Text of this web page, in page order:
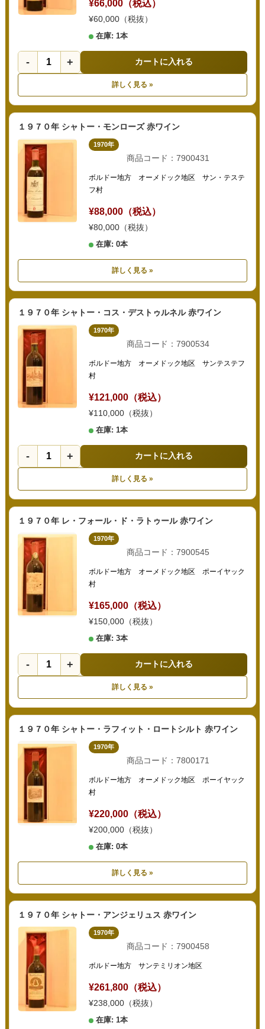
¥66,000（税込）
¥60,000（税抜）
在庫: 1本
- + カートに入れる
詳しく見る »
１９７０年 シャトー・モンローズ 赤ワイン
1970年
商品コード：7900431
ボルドー地方 オーメドック地区 サン・テステ
フ村
¥88,000（税込）
¥80,000（税抜）
在庫: 0本
詳しく見る »
１９７０年 シャトー・コス・デストゥルネル 赤ワイン
1970年
商品コード：7900534
ボルドー地方 オーメドック地区 サンテステフ
村
¥121,000（税込）
¥110,000（税抜）
在庫: 1本
- + カートに入れる
詳しく見る »
１９７０年 レ・フォール・ド・ラトゥール 赤ワイン
1970年
商品コード：7900545
ボルドー地方 オーメドック地区 ポーイヤック
村
¥165,000（税込）
¥150,000（税抜）
在庫: 3本
- + カートに入れる
詳しく見る »
１９７０年 シャトー・ラフィット・ロートシルト 赤ワイン
1970年
商品コード：7800171
ボルドー地方 オーメドック地区 ポーイヤック
村
¥220,000（税込）
¥200,000（税抜）
在庫: 0本
詳しく見る »
１９７０年 シャトー・アンジェリュス 赤ワイン
1970年
商品コード：7900458
ボルドー地方 サンテミリオン地区
¥261,800（税込）
¥238,000（税抜）
在庫: 1本